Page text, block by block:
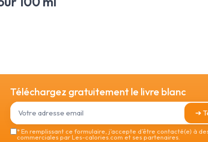
Téléchargez gratuitement le livre blanc
➔
*En remplissant ce formulaire, j’accepte d’être contacté(e) à
commerciales par Les-calories.com et ses partenaires.